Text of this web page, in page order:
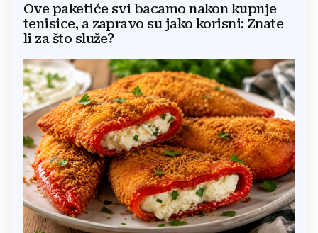
Ove paketiće svi bacamo nakon kupnje
tenisice, a zapravo su jako korisni: Znate
li za što služe?